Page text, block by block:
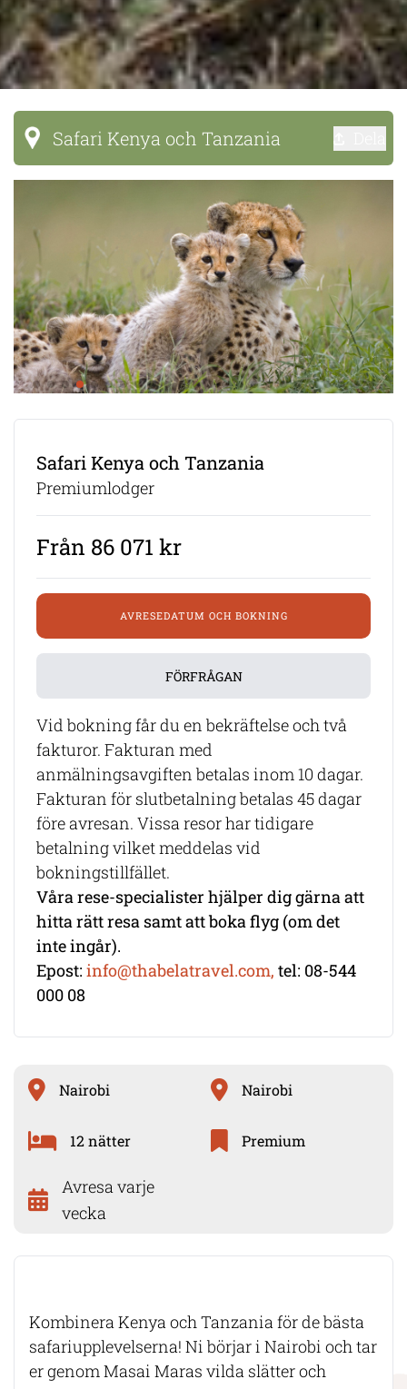
Safari Kenya och Tanzania
Safari Kenya och Tanzania
Premiumlodger
Från 86 071 kr
AVRESEDATUM OCH BOKNING
FÖRFRÅGAN
Vid bokning får du en bekräftelse och två
fakturor. Fakturan med
anmälningsavgiften betalas inom 10 dagar.
Fakturan för slutbetalning betalas 45 dagar
före avresan. Vissa resor har tidigare
betalning vilket meddelas vid
bokningstillfället.
Våra rese-specialister hjälper dig gärna att
hitta rätt resa samt att boka flyg (om det
inte ingår).
Epost: info@thabelatravel.com, tel: 08-544
000 08
Nairobi Nairobi
12 nätter Premium
Avresa varje
vecka
Kombinera Kenya och Tanzania för de bästa
safariupplevelserna! Ni börjar i Nairobi och tar
er genom Masai Maras vilda slätter och